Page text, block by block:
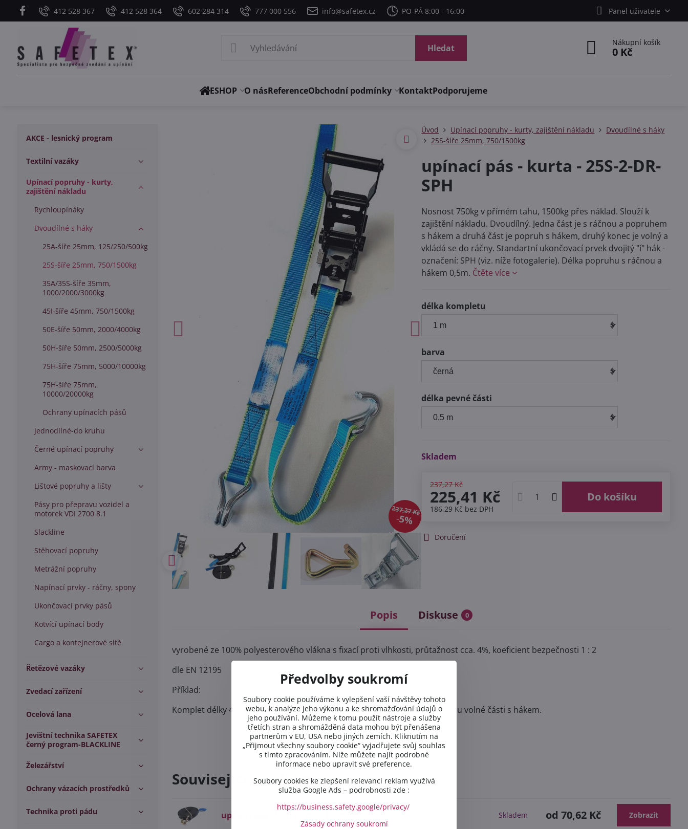
412 528 367 412 528 364 602 284 314 777 000 556 info@safetex.cz PO-PÁ 8:00 - 16:00 Panel uživatele
Hledat
Nákupní košík
0 Kč
ESHOP O násReferenceObchodní podmínky KontaktPodporujeme
237,27 Kč
5%
Úvod Upínací popruhy - kurty, zajištění nákladu
Dvoudílné s háky
25S-šíře 25mm, 750/1500kg
upínací pás - kurta - 25S-2-DR-
SPH
Nosnost 750kg v přímém tahu, 1500kg přes náklad. Slouží k
zajištění nákladu. Dvoudílný. Jedna část je s ráčnou a popruhem
s hákem a druhá část je popruh s hákem, druhý konec je volný a
vkládá se do ráčny. Standartní ukončovací prvek dvojitý "í" hák -
označení: SPH (viz. níže fotogalerie). Délka popruhu s ráčnou a
hákem 0,5m. Čtěte více
délka kompletu
barva
délka pevné části
Skladem
237,27 Kč
225,41 Kč
186,29 Kč bez DPH
Do košíku
Doručení
Popis Diskuse 0
vyrobené ze 100% polyesterového vlákna s fixací proti vlhkosti, průtažnost cca. 4%, koeficient bezpečnosti 1 : 2
dle EN 12195
Příklad:
Komplet délky 4m se skládá: z 0,5m části s ráčnou a hákem + 3,5m popruhu volné části s hákem.
Související produkty
upínací pás - kurta - 25S-LE-SPH Skladem od 70,62 Kč Zobrazit
AKCE - lesnický program
Textilní vazáky
Upínací popruhy - kurty,
zajištění nákladu
Rychloupínáky
Dvoudílné s háky
25A-šíře 25mm, 125/250/500kg
25S-šíře 25mm, 750/1500kg
35A/35S-šíře 35mm,
1000/2000/3000kg
45I-šíře 45mm, 750/1500kg
50E-šíře 50mm, 2000/4000kg
50H-šíře 50mm, 2500/5000kg
75H-šíře 75mm, 5000/10000kg
75H-šíře 75mm,
10000/20000kg
Ochrany upínacích pásů
Jednodílné-do kruhu
Černé upínací popruhy
Army - maskovací barva
Lištové popruhy a lišty
Pásy pro přepravu vozidel a
motorek VDI 2700 8.1
Slackline
Stěhovací popruhy
Metrážní popruhy
Napínací prvky - ráčny, spony
Ukončovací prvky pásů
Kotvící upínací body
Cargo a kontejnerové sítě
Řetězové vazáky
Zvedací zařízení
Ocelová lana
Jevištní technika SAFETEX
černý program-BLACKLINE
Železářství
Ochrany vázacích prostředků
Technika proti pádu
Předvolby soukromí
Soubory cookie používáme k vylepšení vaší návštěvy tohoto
webu, k analýze jeho výkonu a ke shromažďování údajů o
jeho používání. Můžeme k tomu použít nástroje a služby
třetích stran a shromážděná data mohou být přenášena
partnerům v EU, USA nebo jiných zemích. Kliknutím na
„Přijmout všechny soubory cookie“ vyjadřujete svůj souhlas
s tímto zpracováním. Níže můžete najít podrobné
informace nebo upravit své preference.
Soubory cookies ke zlepšení relevanci reklam využívá
služba Google Ads – podrobnosti zde :
https://business.safety.google/privacy/
Zásady ochrany soukromí